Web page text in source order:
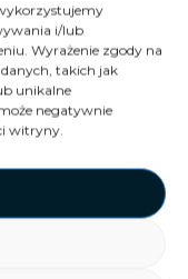
i/lub
Wyrażenie zgody na
takich jak
unikalne
negatywnie
witryny.